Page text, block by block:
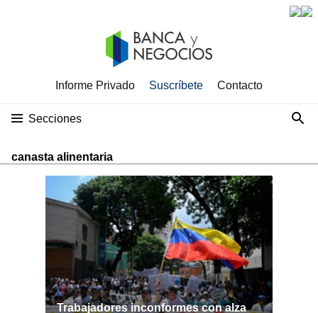
Informe Privado Suscríbete Contacto
Secciones
canasta alinentaria
Trabajadores inconformes con alza